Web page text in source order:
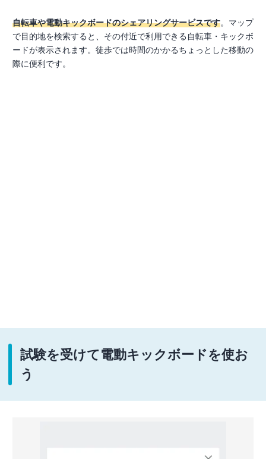
自転車や電動キックボードのシェアリングサービスです。マップ
で目的地を検索すると、その付近で利用できる自転車・キックボ
ードが表示されます。徒歩では時間のかかるちょっとした移動の
際に便利です。
試験を受けて電動キックボードを使お
う